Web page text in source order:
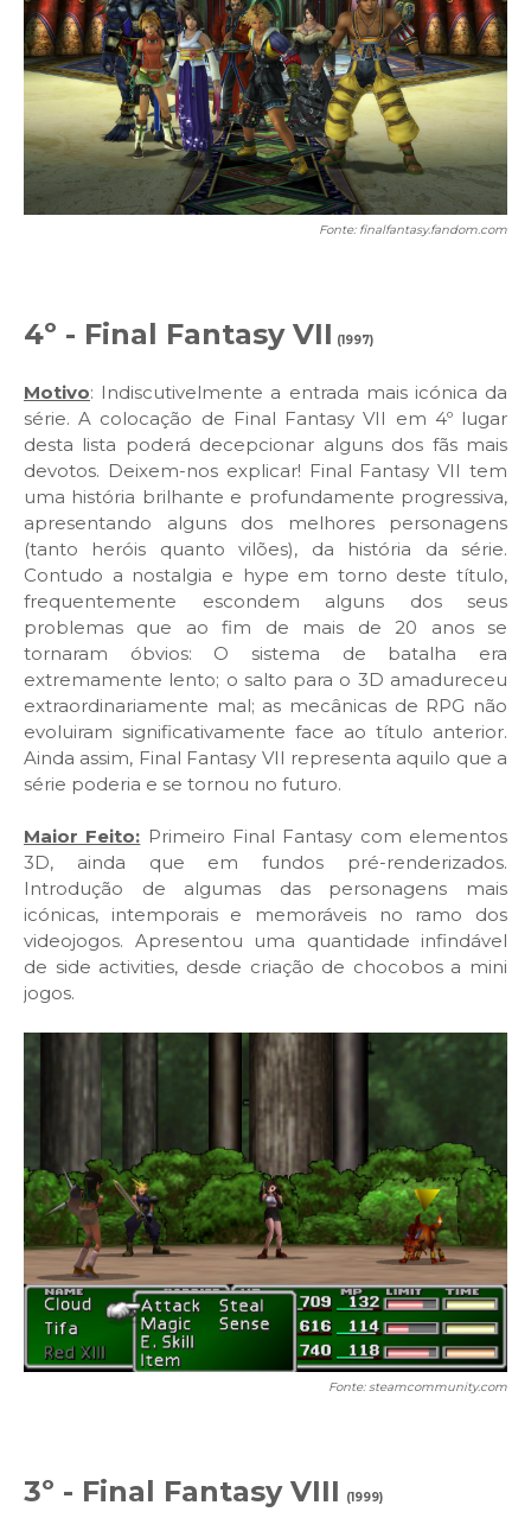
Fonte: finalfantasy.fandom.com
4º - Final Fantasy VII (1997)
Motivo: Indiscutivelmente a entrada mais icónica da
série. A colocação de Final Fantasy VII em 4º lugar
desta lista poderá decepcionar alguns dos fãs mais
devotos. Deixem-nos explicar! Final Fantasy VII tem
uma história brilhante e profundamente progressiva,
apresentando alguns dos melhores personagens
(tanto heróis quanto vilões), da história da série.
Contudo a nostalgia e hype em torno deste título,
frequentemente escondem alguns dos seus
problemas que ao fim de mais de 20 anos se
tornaram óbvios: O sistema de batalha era
extremamente lento; o salto para o 3D amadureceu
extraordinariamente mal; as mecânicas de RPG não
evoluiram significativamente face ao título anterior.
Ainda assim, Final Fantasy VII representa aquilo que a
série poderia e se tornou no futuro.
Maior Feito: Primeiro Final Fantasy com elementos
3D, ainda que em fundos pré-renderizados.
Introdução de algumas das personagens mais
icónicas, intemporais e memoráveis no ramo dos
videojogos. Apresentou uma quantidade infindável
de side activities, desde criação de chocobos a mini
jogos.
Fonte: steamcommunity.com
3º - Final Fantasy VIII (1999)